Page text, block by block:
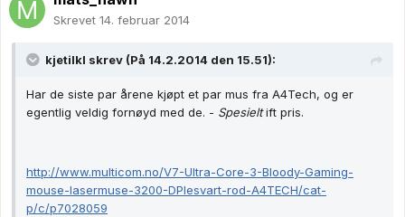
Skrevet 14. februar 2014
kjetilkl skrev (På 14.2.2014 den 15.51):
Har de siste par årene kjøpt et par mus fra A4Tech, og er
egentlig veldig fornøyd med de. - Spesieltift pris.
http://www.multicom.no/V7-Ultra-Core-3-Bloody-Gaming-
mouse-lasermuse-3200-DPIesvart-rod-A4TECH/cat-
p/c/p7028059